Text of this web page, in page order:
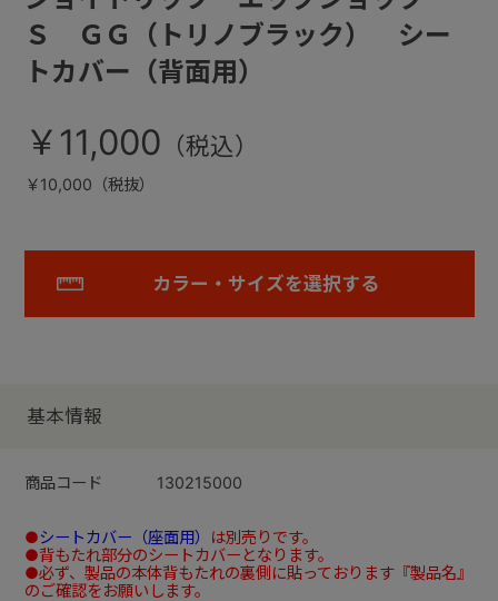
Ｓ ＧＧ（トリノブラック） シー
トカバー（背面用）
￥11,000
￥10,000（税抜）
カラー・サイズを選択する
基本情報
商品コード 130215000
●シートカバー（座面用）
は別売りです。
●背もたれ部分のシートカバーとなります。
●必ず、製品の本体背もたれの裏側に貼っております『製品名』
のご確認をお願いします。